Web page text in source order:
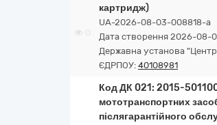
картридж)
UA-2026-08-03-008818-a
Дата створення 2026-08-
Державна установа "Центр
ЄДРПОУ: 40108981
Код ДК 021: 2015-
мототранспортних
післягарантійного